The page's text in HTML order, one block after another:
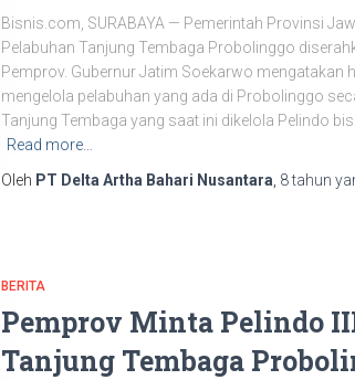
Bisnis.com, SURABAYA — Pemerintah Provinsi
Pelabuhan Tanjung Tembaga Probolinggo
Pemprov. Gubernur Jatim Soekarwo mengatakan
mengelola pelabuhan yang ada di Probolinggo
Tanjung Tembaga yang saat ini dikelola Pelindo
Read more…
Oleh PT Delta Artha Bahari Nusantara 8 tahun
BERITA
Pemprov Minta Pelindo
Tanjung Tembaga